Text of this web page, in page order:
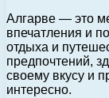
Алгарве — это
впечатления и
отдыха и
предпочтений,
своему вкусу и
интересно.